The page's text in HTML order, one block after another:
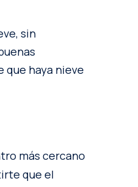
sin
que haya nieve
más cercano
que el